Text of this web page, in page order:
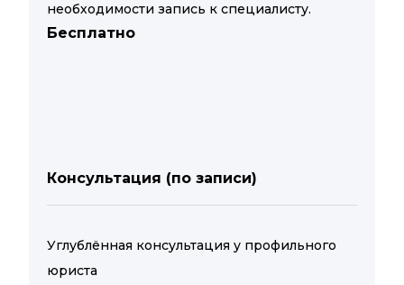
необходимости запись к специалисту.
Бесплатно
Консультация (по записи)
Углублённая консультация у профильного
юриста